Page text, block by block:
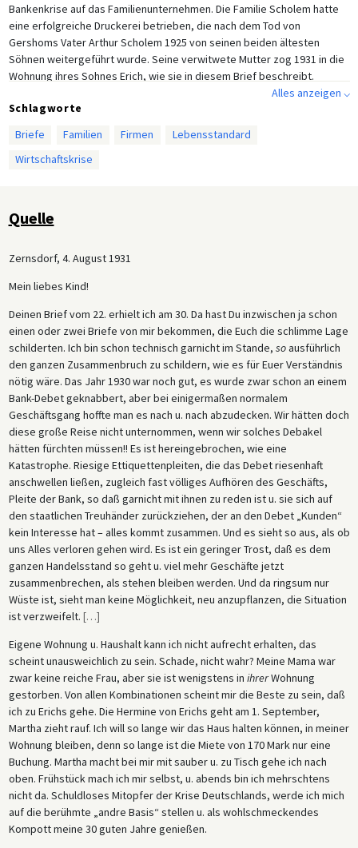
Bankenkrise auf das Familienunternehmen. Die Familie Scholem hatte
eine erfolgreiche Druckerei betrieben, die nach dem Tod von
Gershoms Vater Arthur Scholem 1925 von seinen beiden ältesten
Söhnen weitergeführt wurde. Seine verwitwete Mutter zog 1931 in die
Wohnung ihres Sohnes Erich, wie sie in diesem Brief beschreibt.
Sowohl Erich als auch sein Bruder Reinhold emigrierten 1938 nach
Australien, wohin Betty ihnen ein Jahr später folgte.
Alles anzeigen ⌵
Schlagworte
Briefe
Familien Firmen
Lebensstandard
Wirtschaftskrise
Quelle
Zernsdorf, 4. August 1931
Mein liebes Kind!
Deinen Brief vom 22. erhielt ich am 30. Da hast Du inzwischen ja schon
einen oder zwei Briefe von mir bekommen, die Euch die schlimme Lage
schilderten. Ich bin schon technisch garnicht im Stande, soausführlich
den ganzen Zusammenbruch zu schildern, wie es für Euer Verständnis
nötig wäre. Das Jahr 1930 war noch gut, es wurde zwar schon an einem
Bank-Debet geknabbert, aber bei einigermaßen normalem
Geschäftsgang hoffte man es nach u. nach abzudecken. Wir hätten doch
diese große Reise nicht unternommen, wenn wir solches Debakel
hätten fürchten müssen!! Es ist hereingebrochen, wie eine
Katastrophe. Riesige Ettiquettenpleiten, die das Debet riesenhaft
anschwellen ließen, zugleich fast völliges Aufhören des Geschäfts,
Pleite der Bank, so daß garnicht mit ihnen zu reden ist u. sie sich auf
den staatlichen Treuhänder zurückziehen, der an den Debet „Kunden“
kein Interesse hat – alles kommt zusammen. Und es sieht so aus, als ob
uns Alles verloren gehen wird. Es ist ein geringer Trost, daß es dem
ganzen Handelsstand so geht u. viel mehr Geschäfte jetzt
zusammenbrechen, als stehen bleiben werden. Und da ringsum nur
Wüste ist, sieht man keine Möglichkeit, neu anzupflanzen, die Situation
ist verzweifelt. […]
Eigene Wohnung u. Haushalt kann ich nicht aufrecht erhalten, das
scheint unausweichlich zu sein. Schade, nicht wahr? Meine Mama war
zwar keine reiche Frau, aber sie ist wenigstens in ihrerWohnung
gestorben. Von allen Kombinationen scheint mir die Beste zu sein, daß
ich zu Erichs gehe. Die Hermine von Erichs geht am 1. September,
Martha zieht rauf. Ich will so lange wir das Haus halten können, in meiner
Wohnung bleiben, denn so lange ist die Miete von 170 Mark nur eine
Buchung. Martha macht bei mir mit sauber u. zu Tisch gehe ich nach
oben. Frühstück mach ich mir selbst, u. abends bin ich mehrschtens
nicht da. Schuldloses Mitopfer der Krise Deutschlands, werde ich mich
auf die berühmte „andre Basis“ stellen u. als wohlschmeckendes
Kompott meine 30 guten Jahre genießen.